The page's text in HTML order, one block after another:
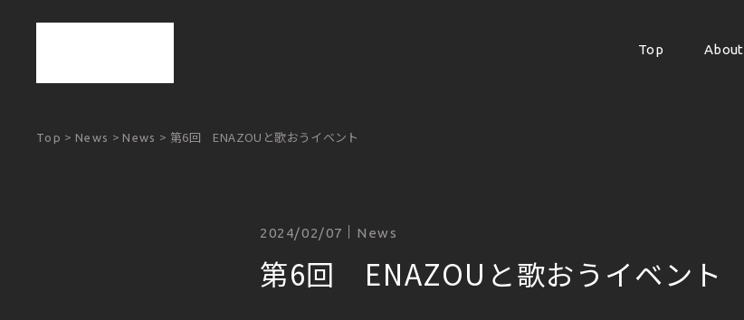
Top
About
Top >News >News > 第6回 ENAZOUと歌おうイベント
2024/02/07 News
第6回 ENAZOUと歌おうイベント